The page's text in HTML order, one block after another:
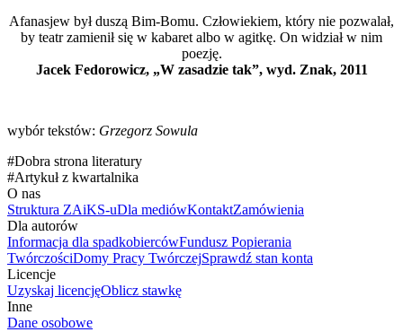
Afanasjew był duszą Bim-Bomu. Człowiekiem, który nie pozwalał,
by teatr zamienił się w kabaret albo w agitkę. On widział w nim
poezję.
Jacek Fedorowicz, „W zasadzie tak”, wyd. Znak, 2011
wybór tekstów: Grzegorz Sowula
#Dobra strona literatury
#Artykuł z kwartalnika
O nas
Struktura ZAiKS-uDla mediówKontaktZamówienia
Dla autorów
Informacja dla spadkobiercówFundusz Popierania
TwórczościDomy Pracy TwórczejSprawdź stan konta
Licencje
Uzyskaj licencjęOblicz stawkę
Inne
Dane osobowe